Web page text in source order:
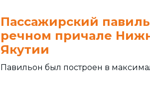
Пассажирский
речном причале
Якутии
Павильон был построен в